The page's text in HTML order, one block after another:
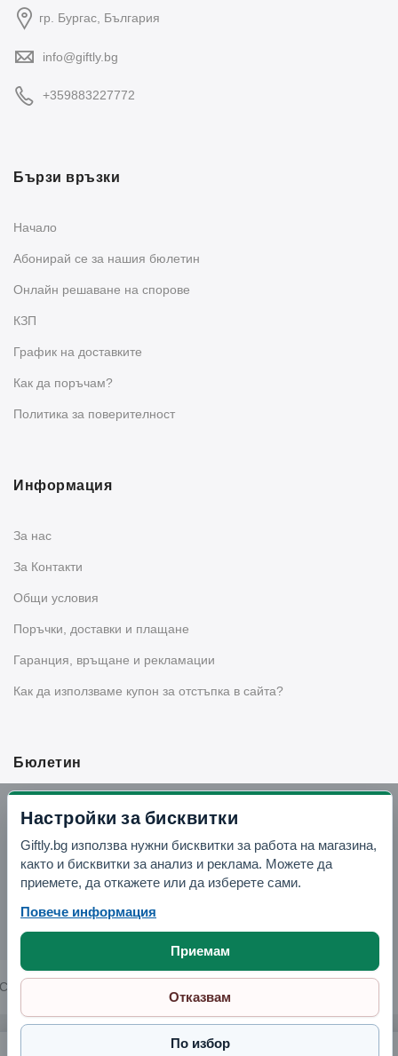
гр. Бургас, България
info@giftly.bg
+359883227772
Бързи връзки
Начало
Абонирай се за нашия бюлетин
Oнлайн решаване на спорове
КЗП
График на доставките
Как да поръчам?
Политика за поверителност
Информация
За нас
За Контакти
Общи условия
Поръчки, доставки и плащане
Гаранция, връщане и рекламации
Как да използваме купон за отстъпка в сайта?
Бюлетин
Вземи -10% отстъпка в Telegram
Отвори Telegram
Copyright © 2026 GIFTLY.BG. All rights reserved.
Настройки за бисквитки
Giftly.bg използва нужни бисквитки за работа на магазина,
както и бисквитки за анализ и реклама. Можете да
приемете, да откажете или да изберете сами.
Повече информация
Приемам
Отказвам
По избор